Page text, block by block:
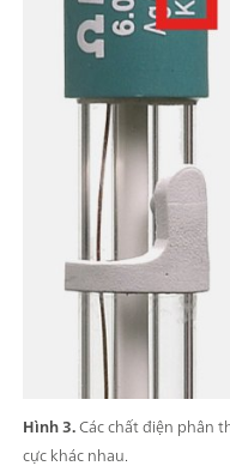
Hình 3.Các chất điện phân
cực khác nhau.